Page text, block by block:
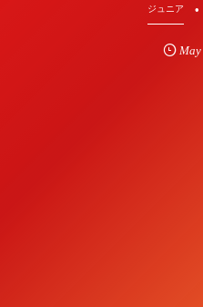
ジュニア
May